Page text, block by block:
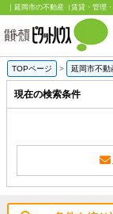
｜延岡市の不動産（賃貸・管
TOPページ > 延岡市不動
現在の検索条件